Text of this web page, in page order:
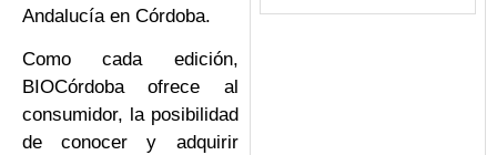
Andalucía en Córdoba.
Como cada edición,
BIOCórdoba ofrece al
consumidor, la posibilidad
de conocer y adquirir